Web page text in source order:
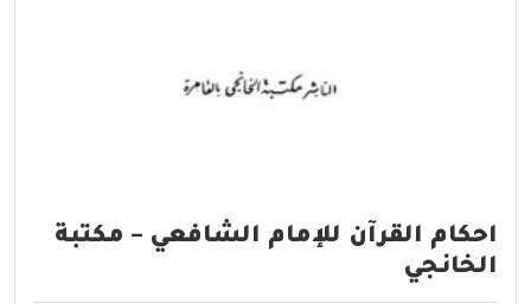
احكام القرآن للإمام الشافعي – مكتبة
الخانجي